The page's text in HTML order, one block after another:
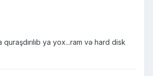
ya yox...ram və hard disk